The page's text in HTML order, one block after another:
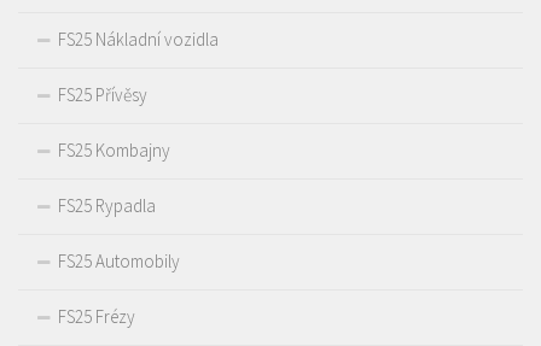
FS25 Nákladní vozidla
FS25 Přívěsy
FS25 Kombajny
FS25 Rypadla
FS25 Automobily
FS25 Frézy